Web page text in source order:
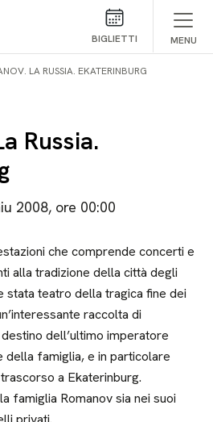
BIGLIETTI MENU
LA RUSSIA. EKATERINBURG
Russia.
2008, ore 00:00
che comprende concerti e
alla tradizione della città degli
stata teatro della tragica fine dei
raccolta di
dell’ultimo imperatore
della famiglia, e in particolare
a Ekaterinburg.
famiglia Romanov sia nei suoi